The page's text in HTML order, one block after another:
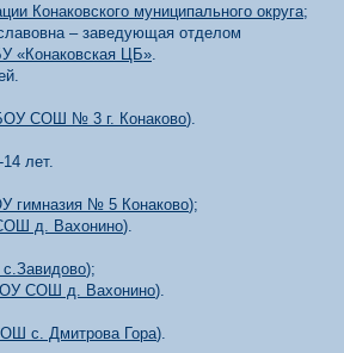
Конаковского муниципального округа;
– заведующая отделом
«Конаковская ЦБ».
СОШ № 3 г. Конаково).
14 лет.
гимназия № 5 Конаково);
д. Вахонино).
);
СОШ д. Вахонино).
с. Дмитрова Гора).